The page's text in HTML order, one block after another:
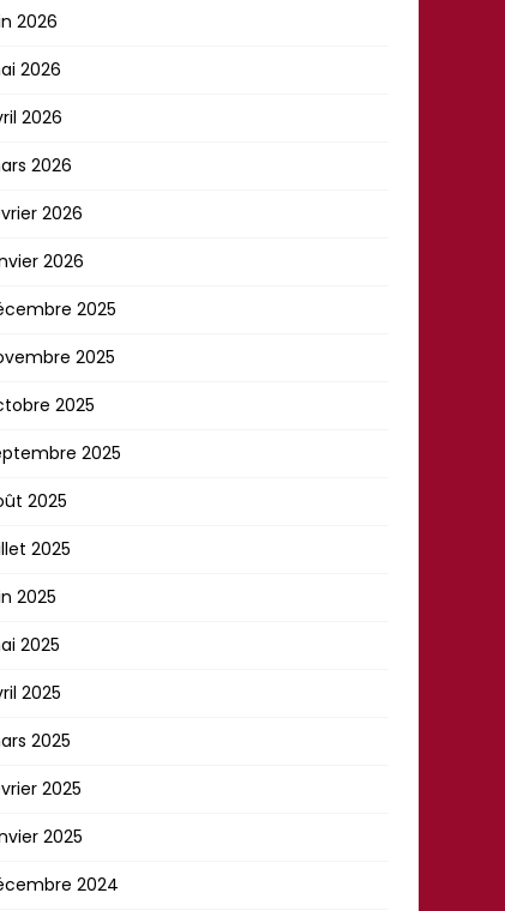
2026
2026
2026
2026
2026
2026
2025
2025
2025
2025
2025
2025
2025
2025
2025
2025
2025
2025
2024